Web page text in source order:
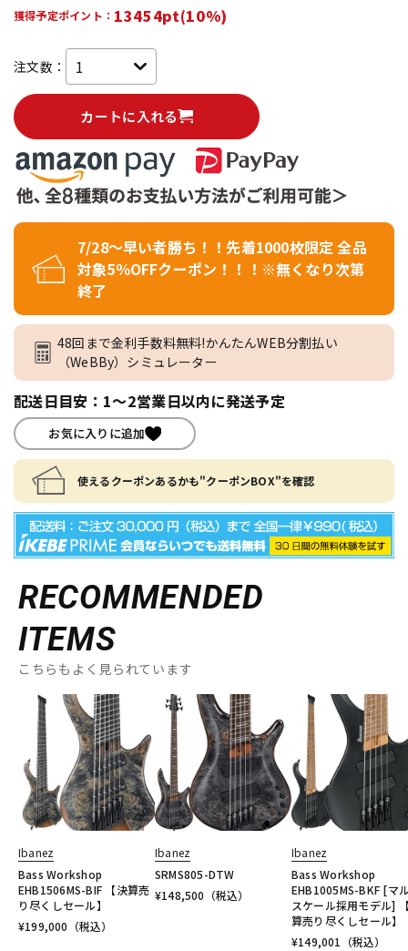
獲得予定ポイント： 13454pt(10%)
注文数：
カートに入れる
7/28～早い者勝ち！！先着1000枚限定 全品
対象5％OFFクーポン！！！※無くなり次第
終了
48回まで金利手数料無料!かんたんWEB分割払い
（WeBBy）シミュレーター
配送日目安：1～2営業日以内に発送予定
お気に入りに追加
使えるクーポンあるかも"クーポンBOX"を確認
RECOMMENDED
ITEMS
こちらもよく見られています
Ibanez
Bass Workshop
EHB1506MS-BIF 【決算売
り尽くしセール】
¥199,000 （税込）
Ibanez
SRMS805-DTW
¥148,500 （税込）
Ibanez
Bass Workshop
EHB1005MS-BKF [マ
スケール採用モデル]
算売り尽くしセール】
¥149,001 （税込）